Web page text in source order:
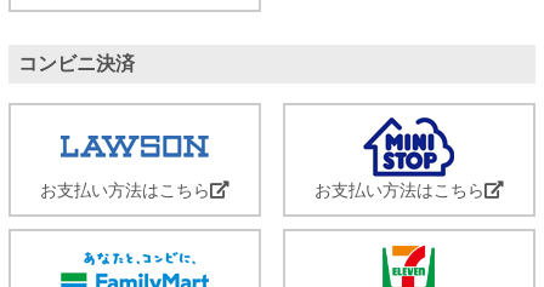
コンビニ決済
お支払い方法はこちら お支払い方法はこちら